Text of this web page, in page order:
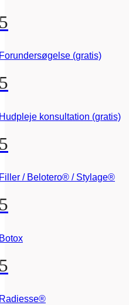
(gratis)
konsultation (gratis)
/ Belotero® / Stylage®